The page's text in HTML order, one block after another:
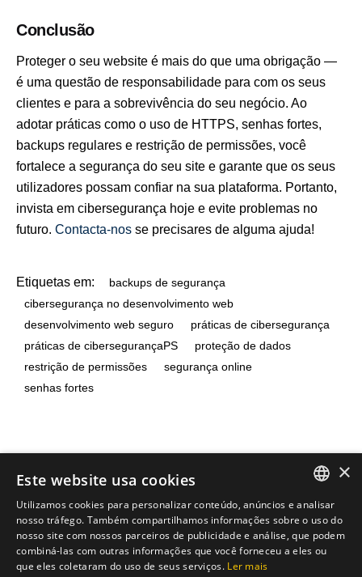
Conclusão
Proteger o seu website é mais do que uma obrigação —
é uma questão de responsabilidade para com os seus
clientes e para a sobrevivência do seu negócio. Ao
adotar práticas como o uso de HTTPS, senhas fortes,
backups regulares e restrição de permissões, você
fortalece a segurança do seu site e garante que os seus
utilizadores possam confiar na sua plataforma. Portanto,
invista em cibersegurança hoje e evite problemas no
futuro. Contacta-nos se precisares de alguma ajuda!
Etiquetas em:
backups de segurança
cibersegurança no desenvolvimento web
desenvolvimento web seguro
práticas de cibersegurança
práticas de cibersegurançaPS
proteção de dados
restrição de permissões
segurança online
senhas fortes
ENGLISH
PT
×
Este website usa cookies
Utilizamos cookies para personalizar conteúdo, anúncios e analisar
nosso tráfego. Também compartilhamos informações sobre o uso do
nosso site com nossos parceiros de publicidade e análise, que podem
combiná-las com outras informações que você forneceu a eles ou
que eles coletaram do uso de seus serviços. Ler mais